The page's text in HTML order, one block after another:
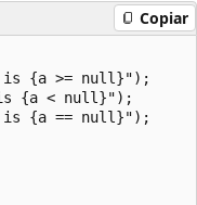
Copiar
is {a >= null}");
is {a < null}");
is {a == null}");